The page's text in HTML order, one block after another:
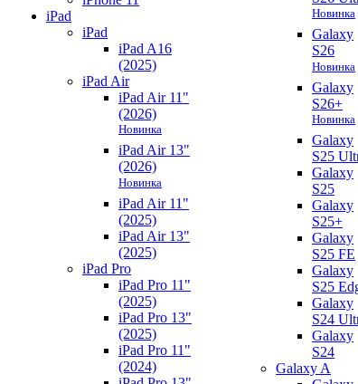
iPad
iPad
iPad A16
(2025)
iPad Air
iPad Air 11"
(2026)
Новинка
iPad Air 13"
(2026)
Новинка
iPad Air 11"
(2025)
iPad Air 13"
(2025)
iPad Pro
iPad Pro 11"
(2025)
iPad Pro 13"
(2025)
iPad Pro 11"
(2024)
Новинка
Galaxy
S26
Новинка
Galaxy
S26+
Новинка
Galaxy
S25
Galaxy
S25
Galaxy
S25+
Galaxy
S25 FE
Galaxy
S25
Galaxy
S24
Galaxy
S24
Galaxy A